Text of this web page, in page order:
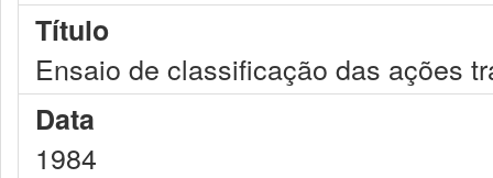
Título
Ensaio de classificação das ações
Data
1984